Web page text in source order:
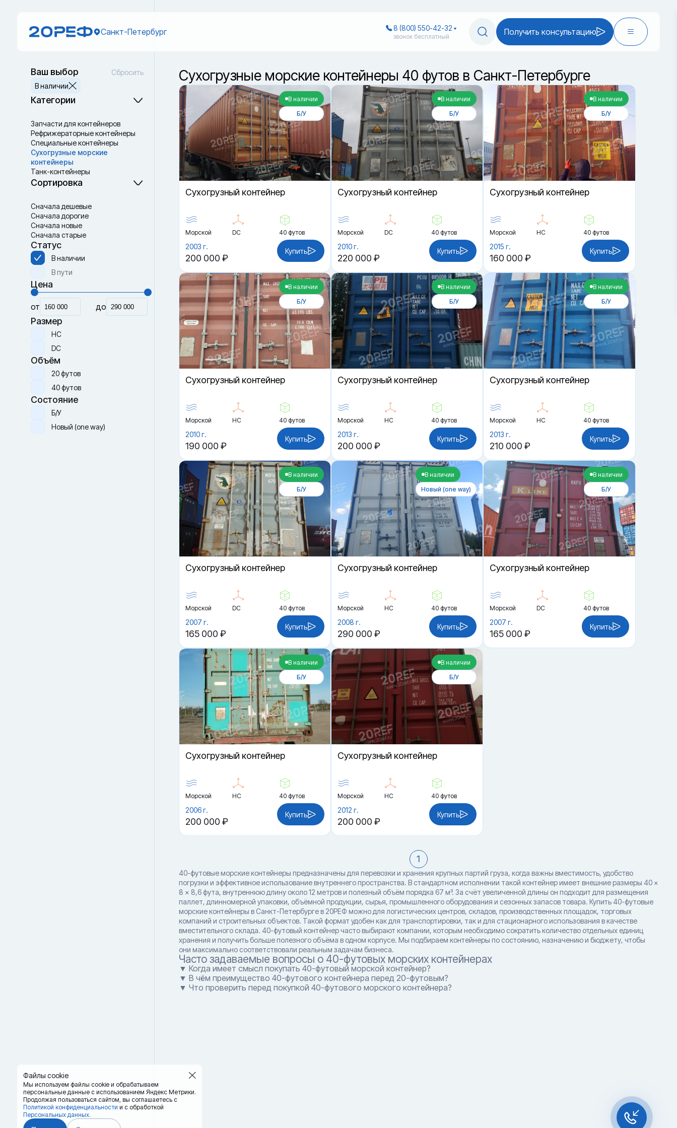
Санкт-Петербург 8 (800) 550-42-32
звонок бесплатный Получить консультацию
Файлы cookie
Мы используем файлы cookie и обрабатываем
персональные данные с использованием Яндекс Метрики.
Продолжая пользоваться сайтом, вы соглашаетесь с
Политикой конфиденциальности и с обработкой
Персональных данных.
Ваш выбор
Сбросить
В наличии
Категории
Запчасти для контейнеров
Рефрижераторные контейнеры
Специальные контейнеры
Cухогрузные морские
контейнеры
Танк-контейнеры
Термоконтейнеры
Сортировка
Сначала дешевые
Сначала дорогие
Сначала новые
Сначала старые
Статус
В наличии
В пути
Цена
от до
Размер
HC
DC
Объём
20 футов
40 футов
Состояние
Б/У
Новый (one way)
Сухогрузные морские контейнеры 40 футов в Санкт-Петербурге
В наличии
Б/У
Cухогрузный контейнер
Морской DC 40 футов
2003 г.
200 000 ₽
Купить
В наличии
Б/У
Cухогрузный контейнер
Морской DC 40 футов
2010 г.
220 000 ₽
Купить
В наличии
Б/У
Cухогрузный контейнер
Морской HC 40 футов
2015 г.
160 000 ₽
Купить
В наличии
Б/У
Cухогрузный контейнер
Морской HC 40 футов
2010 г.
190 000 ₽
Купить
В наличии
Б/У
Cухогрузный контейнер
Морской HC 40 футов
2013 г.
200 000 ₽
Купить
В наличии
Б/У
Cухогрузный контейнер
Морской HC 40 футов
2013 г.
210 000 ₽
Купить
В наличии
Б/У
Cухогрузный контейнер
Морской DC 40 футов
2007 г.
165 000 ₽
Купить
В наличии
Новый (one way)
Cухогрузный контейнер
Морской HC 40 футов
2008 г.
290 000 ₽
Купить
В наличии
Б/У
Cухогрузный контейнер
Морской DC 40 футов
2007 г.
165 000 ₽
Купить
В наличии
Б/У
Cухогрузный контейнер
Морской HC 40 футов
2006 г.
200 000 ₽
Купить
В наличии
Б/У
Cухогрузный контейнер
Морской HC 40 футов
2012 г.
200 000 ₽
Купить
1
40-футовые морские контейнеры предназначены для перевозки и хранения крупных партий груза, когда важны вместимость, удобство
погрузки и эффективное использование внутреннего пространства. В стандартном исполнении такой контейнер имеет внешние размеры 40 ×
8 × 8,6 фута, внутреннюю длину около 12 метров и полезный объём порядка 67 м³. За счёт увеличенной длины он подходит для размещения
паллет, длинномерной упаковки, объёмной продукции, сырья, промышленного оборудования и сезонных запасов товара. Купить 40-футовые
морские контейнеры в Санкт-Петербурге в 20РЕФ можно для логистических центров, складов, производственных площадок, торговых
компаний и строительных объектов. Такой формат удобен как для транспортировки, так и для стационарного использования в качестве
вместительного склада. 40-футовый контейнер часто выбирают компании, которым необходимо сократить количество отдельных единиц
хранения и получить больше полезного объёма в одном корпусе. Мы подбираем контейнеры по состоянию, назначению и бюджету, чтобы
они максимально соответствовали реальным задачам бизнеса.
Часто задаваемые вопросы о 40-футовых морских контейнерах
▼ Когда имеет смысл покупать 40-футовый морской контейнер?
▼ В чём преимущество 40-футового контейнера перед 20-футовым?
▼ Что проверить перед покупкой 40-футового морского контейнера?